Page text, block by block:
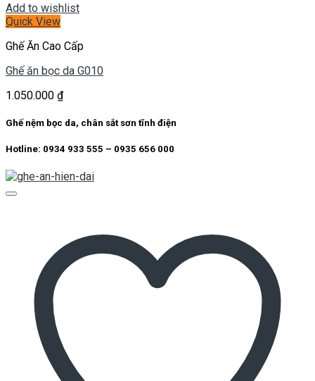
Add to wishlist
Quick View
Ghế Ăn Cao Cấp
Ghế ăn bọc da G010
1.050.000 ₫
Ghế nệm bọc da, chân sắt sơn tĩnh điện
Hotline: 0934 933 555 – 0935 656 000